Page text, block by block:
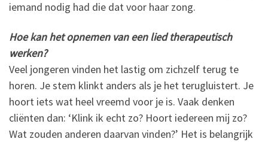
iemand nodig had die dat voor haar zong.
Hoe kan het opnemen van een lied therapeutisch
werken?
Veel jongeren vinden het lastig om zichzelf terug te
horen. Je stem klinkt anders als je het terugluistert. Je
hoort iets wat heel vreemd voor je is. Vaak denken
cliënten dan: ‘Klink ik echt zo? Hoort iedereen mij zo?
Wat zouden anderen daarvan vinden?’ Het is belangrijk